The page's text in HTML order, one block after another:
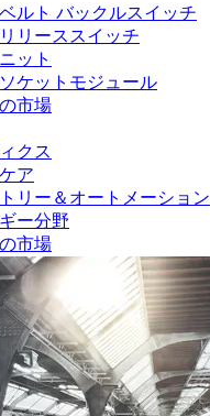
ルト バックルスイッチ
リーススイッチ
ット
ケットモジュール
市場
クス
ア
リー＆オートメーション
ー分野
市場